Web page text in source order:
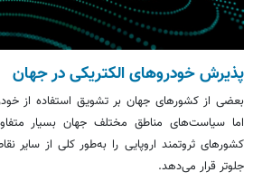
پذیرش خودروهای الکتریکی در جهان
بعضی از کشورهای جهان بر تشویق استفاده از
اما سیاست‌های مناطق مختلف جهان بسیار
کشورهای ثروتمند اروپایی را به‌طور کلی از سایر
جلوتر قرار می‌دهد.